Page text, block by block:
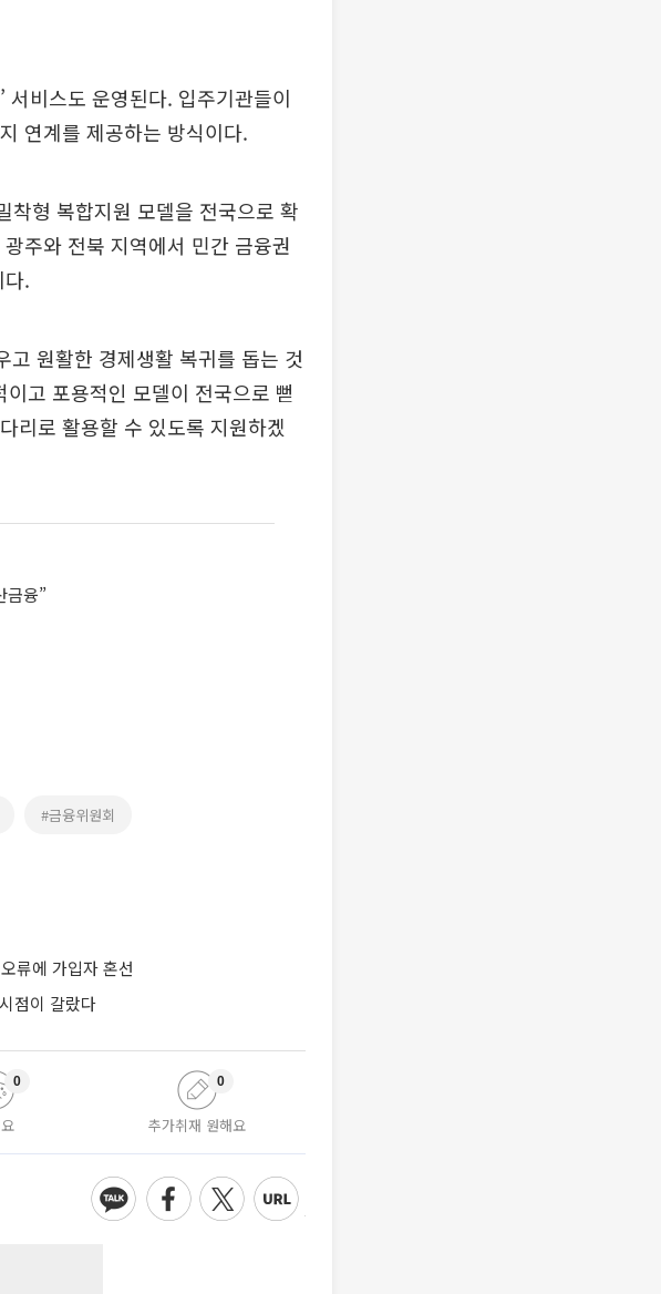
서비스도 운영된다. 입주기관들이
연계를 제공하는 방식이다.
착형 복합지원 모델을 전국으로 확
주와 전북 지역에서 민간 금융권
.
고 원활한 경제생활 복귀를 돕는 것
고 포용적인 모델이 전국으로 뻗
리로 활용할 수 있도록 지원하겠
금융”
#금융위원회
류에 가입자 혼선
점이 갈랐다
0
추가취재 원해요
0